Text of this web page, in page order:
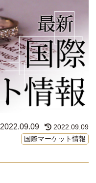
2022.09.09
2022.09.09
国際マーケット情報